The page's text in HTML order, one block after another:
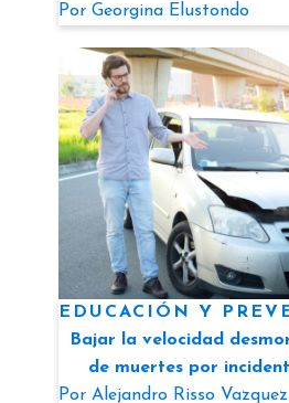
Por Georgina Elustondo
EDUCACIÓN Y
Bajar la velocidad
de muertes por
Por Alejandro Risso Vazquez